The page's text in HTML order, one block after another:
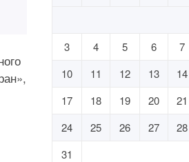
3
4 5 6 7
10 11 12 13 14
17
18 19 20 21
24
25 26 27 28
31